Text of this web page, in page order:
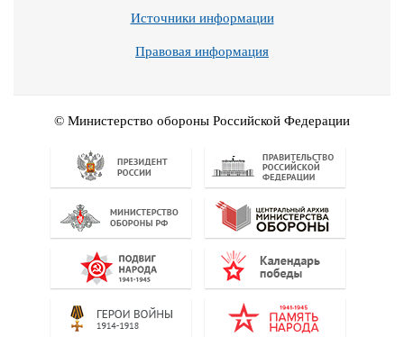
Источники информации
Правовая информация
© Министерство обороны Российской Федерации